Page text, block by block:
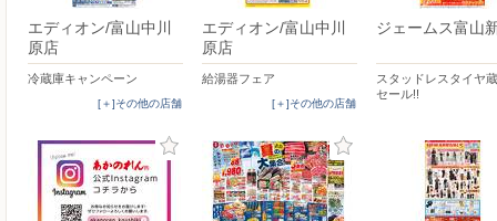
エディオン/富山中川
原店
冷蔵庫キャンペーン
[＋]その他の店舗
エディオン/富山中川
原店
給湯器フェア
[＋]その他の店舗
ジェームス富山
スタッドレスタイヤ
セール!!